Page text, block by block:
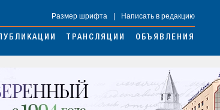
Размер шрифта Написать в редакцию
ТРАНСЛЯЦИИ ОБЪЯВЛЕНИЯ